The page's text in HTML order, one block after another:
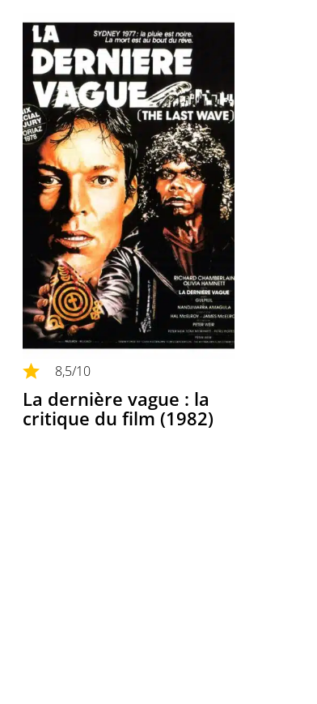
8,5/10
La dernière vague : la
critique du film (1982)